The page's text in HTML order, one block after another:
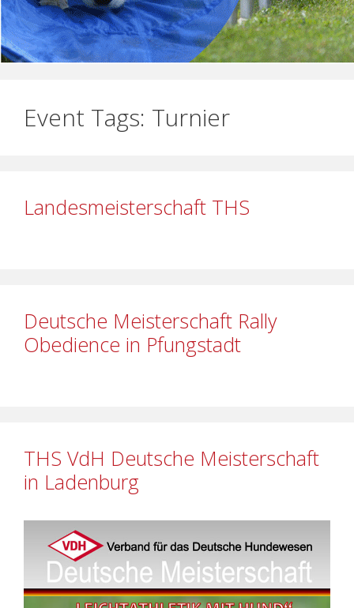
Event Tags: Turnier
Landesmeisterschaft THS
Deutsche Meisterschaft Rally
Obedience in Pfungstadt
THS VdH Deutsche Meisterschaft
in Ladenburg